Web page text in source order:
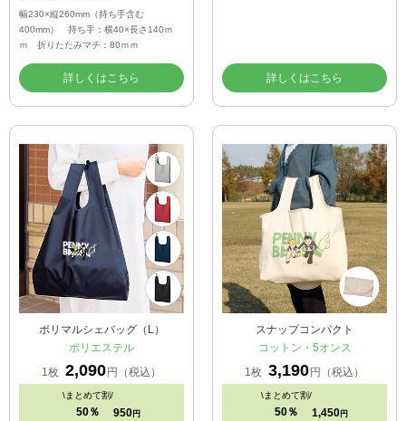
幅230×縦260mm（持ち手含む
400mm） 持ち手：横40×長さ140ｍ
ｍ 折りたたみマチ：80ｍｍ
詳しくはこちら 詳しくはこちら
ポリマルシェバッグ（L）
ポリエステル
1枚 2,090 円（税込）
\まとめて割/
50％ 950 円
スナップコンパクト
コットン・5オンス
1枚 3,190 円（税込）
\まとめて割/
50％ 1,450 円